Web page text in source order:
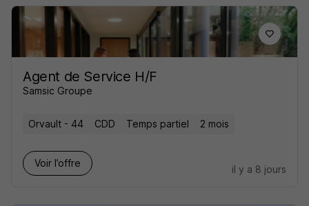
Agent de Service H/F
Samsic Groupe
Orvault - 44 CDD Temps partiel 2 mois
Voir l’offre
il y a 8 jours